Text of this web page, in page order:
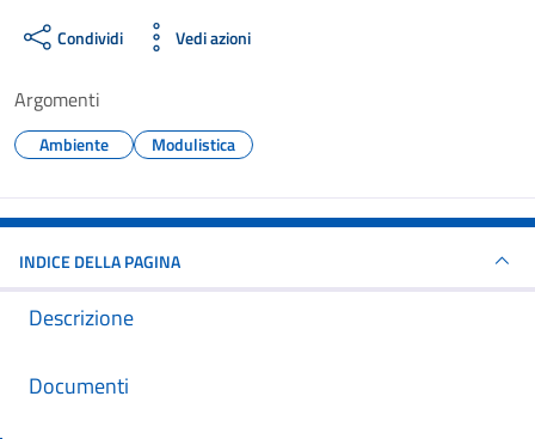
Condividi Vedi azioni
Argomenti
Ambiente Modulistica
INDICE DELLA PAGINA
Descrizione
Documenti